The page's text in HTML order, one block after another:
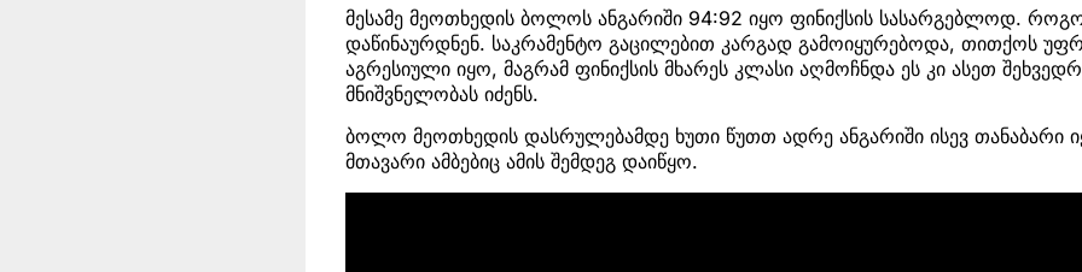
მესამე მეოთხედის ბოლოს ანგარიში 94:92 იყო ფინიქსის სასარგებლოდ.
დაწინაურდნენ. საკრამენტო გაცილებით კარგად გამოიყურებოდა, თითქოს
აგრესიული იყო, მაგრამ ფინიქსის მხარეს კლასი აღმოჩნდა ეს კი ასეთ
მნიშვნელობას იძენს.
ბოლო მეოთხედის დასრულებამდე ხუთი წუთთ ადრე ანგარიში ისევ თანაბარი
მთავარი ამბებიც ამის შემდეგ დაიწყო.